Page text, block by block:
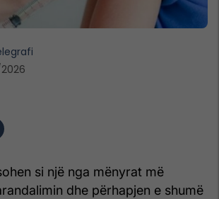
si një nga mënyrat më
dhe përhapjen e shumë